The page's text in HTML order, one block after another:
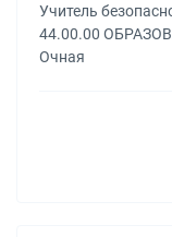
Учитель
44.00.00
Очная